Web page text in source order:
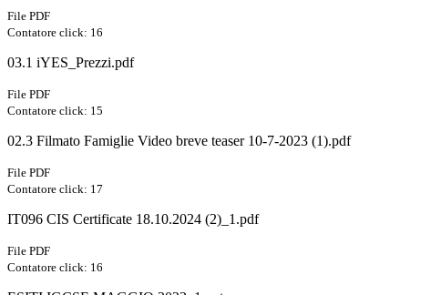
File PDF
Contatore click: 16
03.1 iYES_Prezzi.pdf
File PDF
Contatore click: 15
02.3 Filmato Famiglie Video breve teaser 10-7-2023 (1).pdf
File PDF
Contatore click: 17
IT096 CIS Certificate 18.10.2024 (2)_1.pdf
File PDF
Contatore click: 16